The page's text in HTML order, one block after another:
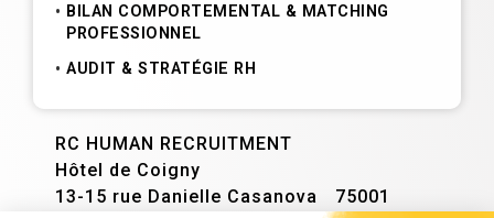
BILAN COMPORTEMENTAL & MATCHING
PROFESSIONNEL
AUDIT & STRATÉGIE RH
RC HUMAN RECRUITMENT
Hôtel de Coigny
13-15 rue Danielle Casanova 75001